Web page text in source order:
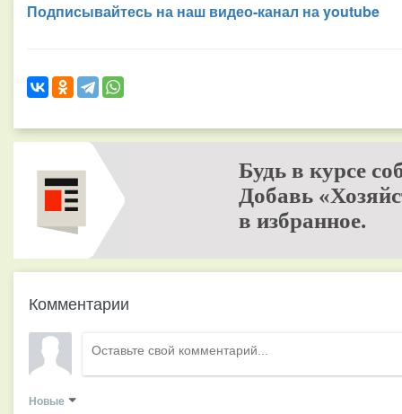
Подписывайтесь на наш видео-канал на youtube
Будь в курсе
Добавь
в избранное.
Комментарии
Новые